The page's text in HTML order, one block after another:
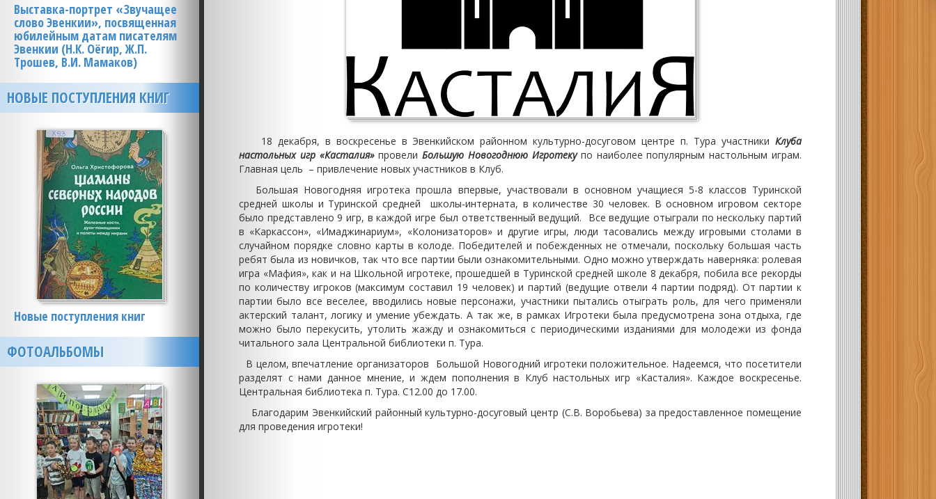
18 декабря, в воскресенье в Эвенкийском районном культурно-досуговом центре п. Тура участники Клуба
настольных игр «Касталия»провелиБольшую Новогоднюю Игротекупо наиболее популярным настольным играм.
Главная цель – привлечение новых участников в Клуб.
Большая Новогодняя игротека прошла впервые, участвовали в основном учащиеся 5-8 классов Туринской
средней школы и Туринской средней школы-интерната, в количестве 30 человек. В основном игровом секторе
было представлено 9 игр, в каждой игре был ответственный ведущий. Все ведущие отыграли по нескольку партий
в «Каркассон», «Имаджинариум», «Колонизаторов» и другие игры, люди тасовались между игровыми столами в
случайном порядке словно карты в колоде. Победителей и побежденных не отмечали, поскольку большая часть
ребят была из новичков, так что все партии были ознакомительными. Одно можно утверждать наверняка: ролевая
игра «Мафия», как и на Школьной игротеке, прошедшей в Туринской средней школе 8 декабря, побила все рекорды
по количеству игроков (максимум составил 19 человек) и партий (ведущие отвели 4 партии подряд). От партии к
партии было все веселее, вводились новые персонажи, участники пытались отыграть роль, для чего применяли
актерский талант, логику и умение убеждать. А так же, в рамках Игротеки была предусмотрена зона отдыха, где
можно было перекусить, утолить жажду и ознакомиться с периодическими изданиями для молодежи из фонда
читального зала Центральной библиотеки п. Тура.
В целом, впечатление организаторов Большой Новогодний игротеки положительное. Надеемся, что посетители
разделят с нами данное мнение, и ждем пополнения в Клуб настольных игр «Касталия». Каждое воскресенье.
Центральная библиотека п. Тура. С12.00 до 17.00.
Благодарим Эвенкийский районный культурно-досуговый центр (С.В. Воробьева) за предоставленное помещение
для проведения игротеки!
Выставка-портрет «Звучащее
слово Эвенкии», посвященная
юбилейным датам писателям
Эвенкии (Н.К. Оёгир, Ж.П.
Трошев, В.И. Мамаков)
НОВЫЕ ПОСТУПЛЕНИЯ КНИГ
Новые поступления книг
ФОТОАЛЬБОМЫ